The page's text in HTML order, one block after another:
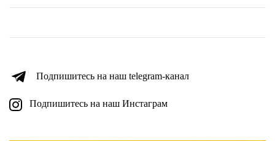
Подпишитесь на наш telegram-канал
Подпишитесь на наш Инстаграм